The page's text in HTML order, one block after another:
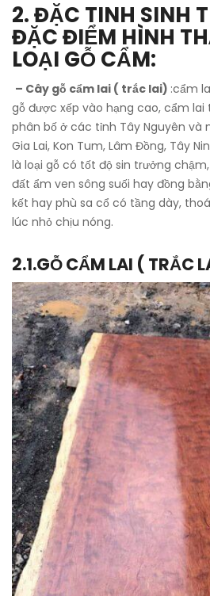
2. ĐẶC TINH SINH
ĐẶC ĐIỂM HÌNH
LOẠI GỖ CẨM:
– Cây gỗ cẩm lai ( trắc lai) :cẩm
gỗ được xếp vào hạng cao, cẩm
phân bố ở các tỉnh Tây Nguyên và
Gia Lai, Kon Tum, Lâm Đồng, Tây
là loại gỗ có tốt độ sin trưởng
đất ẩm ven sông suối hay đồng
kết hay phù sa cổ có tầng dày,
lúc nhỏ chịu nóng.
2.1.GỖ CẨM LAI ( TRẮC